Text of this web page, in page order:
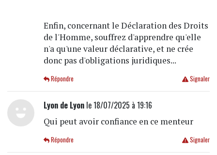
Enfin, concernant le Déclaration des Droits
de l'Homme, souffrez d'apprendre qu'elle
n'a qu'une valeur déclarative, et ne crée
donc pas d'obligations juridiques...
Signaler
Répondre
Lyon de Lyonle 18/07/2025 à 19:16
Qui peut avoir confiance en ce menteur
Signaler
Répondre